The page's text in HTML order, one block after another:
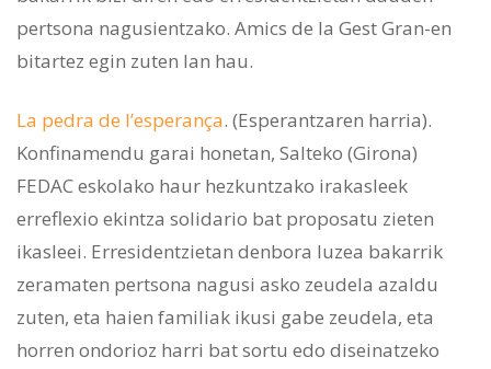
pertsona nagusientzako. Amics de la Gest Gran-en
bitartez egin zuten lan hau.
La pedra de l’esperança. (Esperantzaren harria).
Konfinamendu garai honetan, Salteko (Girona)
FEDAC eskolako haur hezkuntzako irakasleek
erreflexio ekintza solidario bat proposatu zieten
ikasleei. Erresidentzietan denbora luzea bakarrik
zeramaten pertsona nagusi asko zeudela azaldu
zuten, eta haien familiak ikusi gabe zeudela, eta
horren ondorioz harri bat sortu edo diseinatzeko